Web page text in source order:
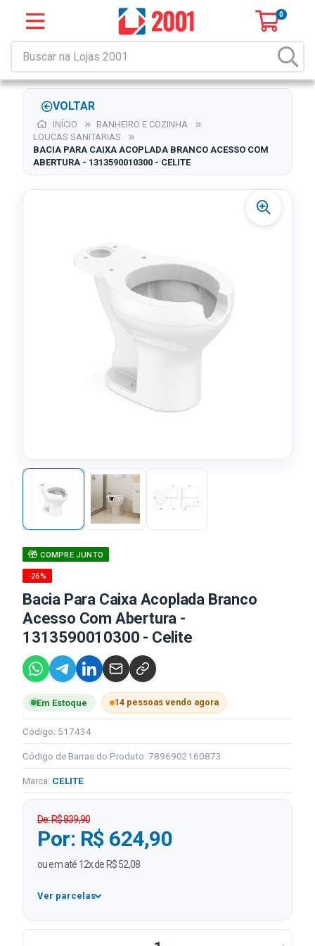
0
VOLTAR
INÍCIO
BANHEIRO E COZINHA
LOUCAS SANITARIAS
BACIA PARA CAIXA ACOPLADA BRANCO ACESSO COM
ABERTURA - 1313590010300 - CELITE
COMPRE JUNTO
-26%
Bacia Para Caixa Acoplada Branco
Acesso Com Abertura -
1313590010300 - Celite
Em Estoque 14 pessoas vendo agora
Código: 517434
Código de Barras do Produto: 7896902160873
Marca: CELITE
De: R$ 839,90
Por: R$ 624,90
ou em até 12x de R$ 52,08
Ver parcelas
1x R$ 624,90